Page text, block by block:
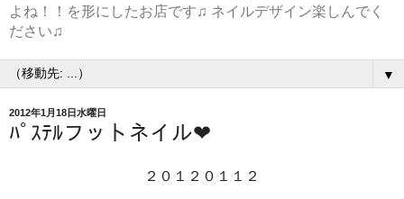
よね！！を形にしたお店です♫ ネイルデザイン楽しんでく
ださい♫
▼
2012年1月18日水曜日
ﾊﾟｽﾃﾙフットネイル❤
２０１２０１１２